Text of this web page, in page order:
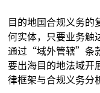
目的地国合规义务的
何实体，只要业务触
通过“域外管辖”条
要出海目的地法域开
律框架与合规义务分